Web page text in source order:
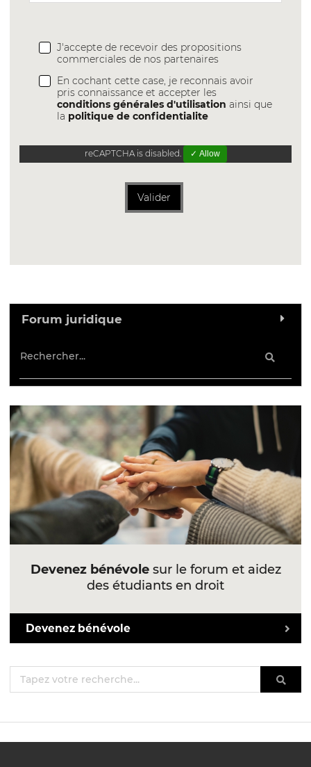
J'accepte de recevoir des propositions
commerciales de nos partenaires
En cochant cette case, je reconnais avoir
pris connaissance et accepter les
conditions générales d'utilisation ainsi que
la politique de confidentialite
reCAPTCHA is disabled. ✓ Allow
Valider
Forum juridique
Devenez bénévolesur le forum et aidez
des étudiants en droit
Devenez bénévole